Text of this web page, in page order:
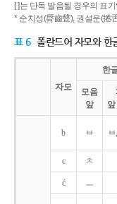
[ ]는 단독 발음될 경우의 표
* 순치성(脣齒聲), 권설운(捲
표 6 폴란드어 자모와 한
자모
한
모음
앞
b ㅂ
c ㅊ
ć ㅡ